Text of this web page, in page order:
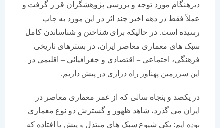
دیرهنگام مورد توجه و بررسی پژوهشگران قرار گرفت و
عملاً فقط در دهه اخیر چند اثر در این مورد به چاپ
رسیده است. در حالیکه برای شناختن و شناساندن کامل
سبک های معماری معاصر ایران، در بسترهای تاریخی –
فرهنگی، اجتماعی – اقتصادی و جغرافیائی – اقلیمی در
این سرزمین پهناور راه درازی در پیش داریم.
در یکصد و پنجاه سالی که از عمر معماری معاصر در
ایران می گذرد، شاهد ظهور و گسترش دو نوع معماری
بوده ایم: یکی شیوع سبک های مبتذل و پیش پا افتاده که